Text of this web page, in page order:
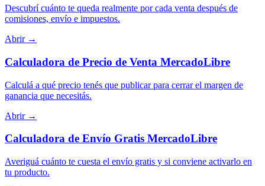
Descubrí cuánto te queda realmente por cada venta después de
comisiones, envío e impuestos.
Abrir →
Calculadora de Precio de Venta MercadoLibre
Calculá a qué precio tenés que publicar para cerrar el margen de
ganancia que necesitás.
Abrir →
Calculadora de Envío Gratis MercadoLibre
Averiguá cuánto te cuesta el envío gratis y si conviene activarlo en
tu producto.